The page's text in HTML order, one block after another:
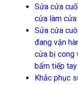
Sửa cửa
cửa làm
Sửa cửa
đang vận
cửa bị cong
bấm tiếp
Khắc phục